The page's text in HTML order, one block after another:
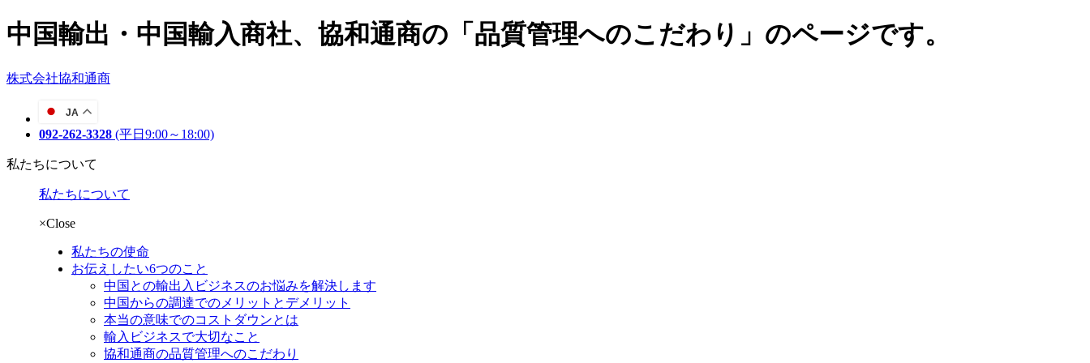
中国輸出・中国輸入商社、協和通商の「品質管理へのこだわり」のページです。
株式会社協和通商
JA
092-262-3328 (平日9:00～18:00)
私たちについて
私たちについて
×Close
私たちの使命
お伝えしたい6つのこと
中国との輸出入ビジネスのお悩みを解決します
中国からの調達でのメリットとデメリット
本当の意味でのコストダウンとは
輸入ビジネスで大切なこと
協和通商の品質管理へのこだわり